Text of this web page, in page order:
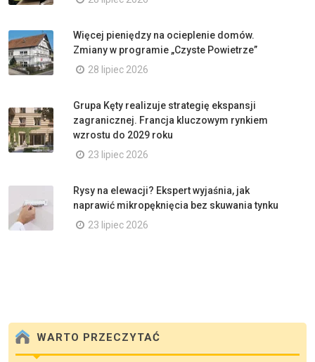
Więcej pieniędzy na ocieplenie domów.
Zmiany w programie „Czyste Powietrze”
28 lipiec 2026
Grupa Kęty realizuje strategię ekspansji
zagranicznej. Francja kluczowym rynkiem
wzrostu do 2029 roku
23 lipiec 2026
Rysy na elewacji? Ekspert wyjaśnia, jak
naprawić mikropęknięcia bez skuwania tynku
23 lipiec 2026
WARTO PRZECZYTAĆ